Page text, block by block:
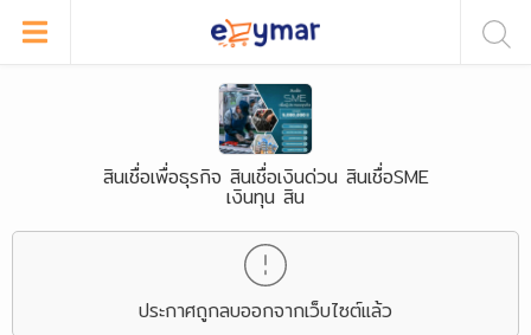
สินเชื่อเพื่อธุรกิจ สินเชื่อเงินด่วน สินเชื่อSME
เงินทุน สิน
ประกาศถูกลบออกจากเว็บไซต์แล้ว